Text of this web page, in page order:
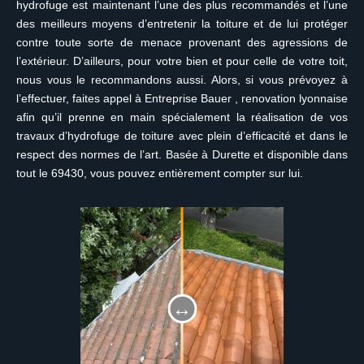
hydrofuge est maintenant l’une des plus recommandés et l’une
des meilleurs moyens d’entretenir la toiture et de lui protéger
contre toute sorte de menace provenant des agressions de
l’extérieur. D’ailleurs, pour votre bien et pour celle de votre toit,
nous vous le recommandons aussi. Alors, si vous prévoyez à
l’effectuer, faites appel à Entreprise Bauer , renovation lyonnaise
afin qu’il prenne en main spécialement la réalisation de vos
travaux d’hydrofuge de toiture avec plein d’efficacité et dans le
respect des normes de l’art. Basée à Durette et disponible dans
tout le 69430, vous pouvez entièrement compter sur lui.